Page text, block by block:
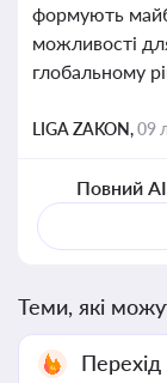
формують
можливості
глобальному
LIGA ZAKON,09
Повний
Теми, які